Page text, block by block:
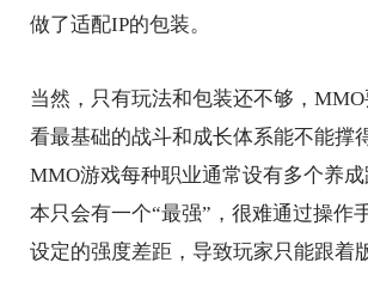
做了适配IP的包装。
当然，只有玩法和包装还不够，
看最基础的战斗和成长体系能不能撑
MMO游戏每种职业通常设有多个养
本只会有一个“最强”，很难通过操作
设定的强度差距，导致玩家只能跟着